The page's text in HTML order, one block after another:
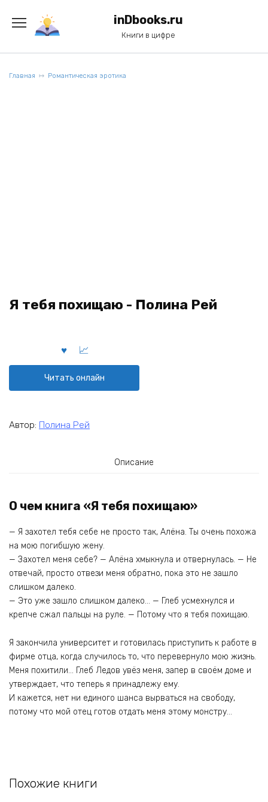
содержанию
inDbooks.ru
Книги в цифре
Главная Романтическая эротика
Я тебя похищаю - Полина Рей
Читать онлайн
Автор: Полина Рей
Описание
О чем книга «Я тебя похищаю»
— Я захотел тебя себе не просто так, Алёна. Ты очень похожа
на мою погибшую жену.
— Захотел меня себе? — Алёна хмыкнула и отвернулась. — Не
отвечай, просто отвези меня обратно, пока это не зашло
слишком далеко.
— Это уже зашло слишком далеко… — Глеб усмехнулся и
крепче сжал пальцы на руле. — Потому что я тебя похищаю.
Я закончила университет и готовилась приступить к работе в
фирме отца, когда случилось то, что перевернуло мою жизнь.
Меня похитили… Глеб Ледов увёз меня, запер в своём доме и
утверждает, что теперь я принадлежу ему.
И кажется, нет ни единого шанса вырваться на свободу,
потому что мой отец готов отдать меня этому монстру…
Похожие книги